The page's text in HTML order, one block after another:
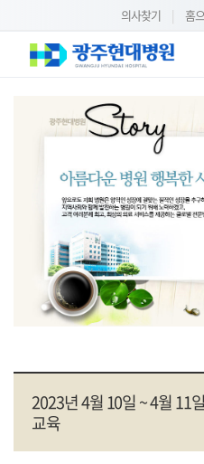
의사찾기 | 홈
2023년 4월 10일 ~ 4월 11
교육